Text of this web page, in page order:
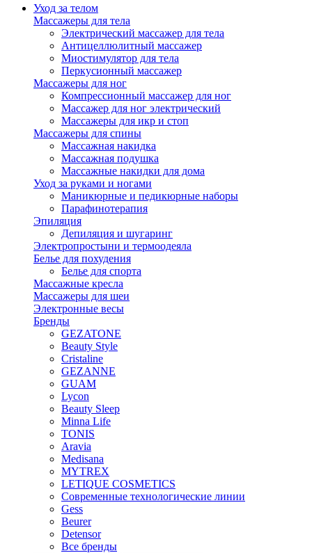
Уход за телом
Массажеры для тела
Электрический массажер для тела
Антицеллюлитный массажер
Миостимулятор для тела
Перкусионный массажер
Массажеры для ног
Компрессионный массажер для ног
Массажер для ног электрический
Массажеры для икр и стоп
Массажеры для спины
Массажная накидка
Массажная подушка
Массажные накидки для дома
Уход за руками и ногами
Маникюрные и педикюрные наборы
Парафинотерапия
Эпиляция
Депиляция и шугаринг
Электропростыни и термоодеяла
Белье для похудения
Белье для спорта
Массажные кресла
Массажеры для шеи
Электронные весы
Бренды
GEZATONE
Beauty Style
Cristaline
GEZANNE
GUAM
Lycon
Beauty Sleep
Minna Life
TONIS
Aravia
Medisana
MYTREX
LETIQUE COSMETICS
Современные технологические линии
Gess
Beurer
Detensor
Все бренды